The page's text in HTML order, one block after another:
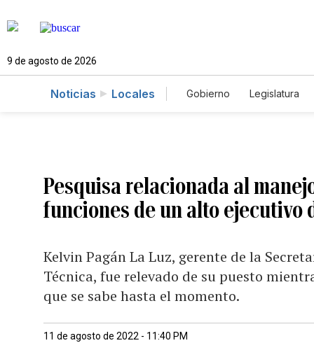
9 de agosto de 2026
Noticias Locales Gobierno
Legislatura
Pesquisa relacionada al
funciones de un alto ejecutivo
Kelvin Pagán La Luz, gerente de la
Técnica, fue relevado de su puesto
que se sabe hasta el momento.
11 de agosto de 2022 - 11:40 PM